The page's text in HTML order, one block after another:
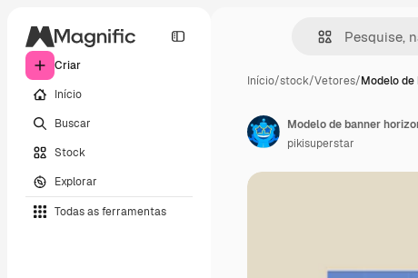
Criar
Início
Buscar
Stock
Explorar
Todas as ferramentas
Início/stock/Vetores/Modelo de
Modelo de banner
pikisuperstar